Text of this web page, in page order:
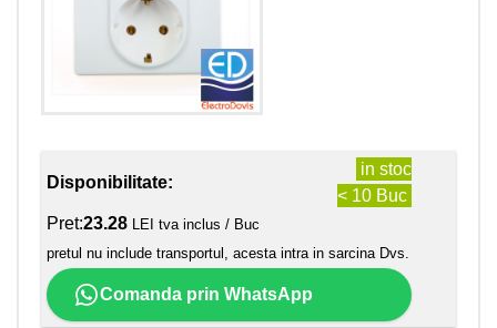
Disponibilitate:
in stoc
< 10 Buc
Pret:23.28 LEI tva inclus / Buc
pretul nu include transportul, acesta intra in sarcina Dvs.
Comanda prin WhatsApp